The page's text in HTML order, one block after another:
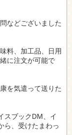
などございました
料、加工品、日用
に注文が可能で
を気遣って送りた
スブックDM、イ
ら、受けたまわっ